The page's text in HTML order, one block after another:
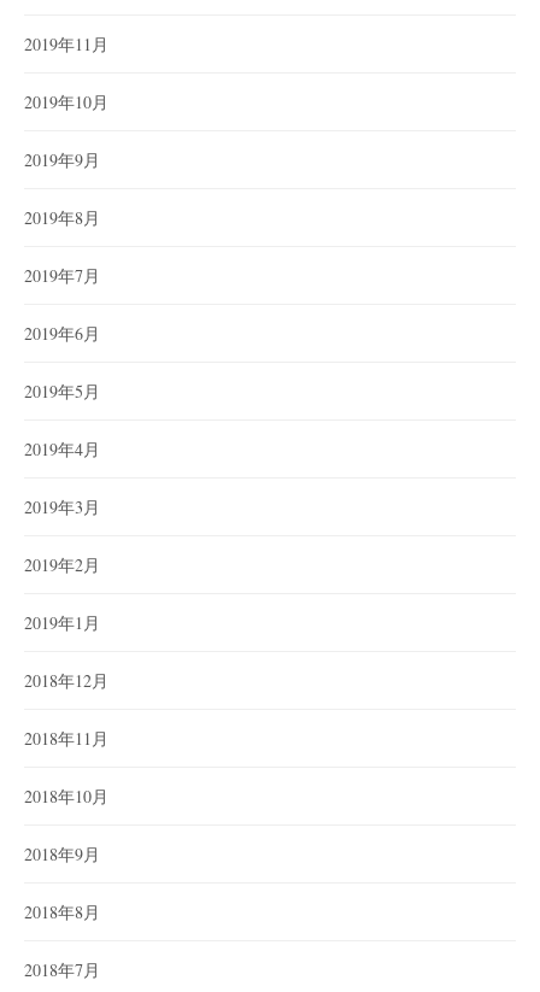
2019年11月
2019年10月
2019年9月
2019年8月
2019年7月
2019年6月
2019年5月
2019年4月
2019年3月
2019年2月
2019年1月
2018年12月
2018年11月
2018年10月
2018年9月
2018年8月
2018年7月